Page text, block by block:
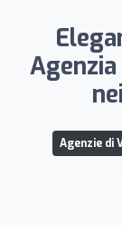
Agenzie di